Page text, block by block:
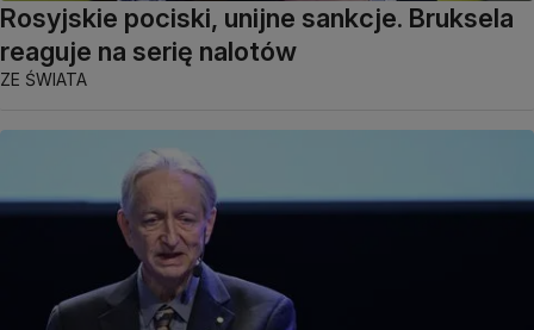
Rosyjskie pociski, unijne sankcje. Bruksela
reaguje na serię nalotów
ZE ŚWIATA